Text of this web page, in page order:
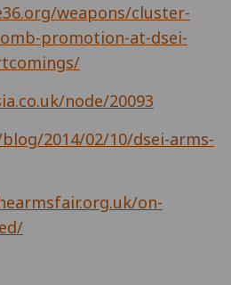
weapons/cluster-
promotion-at-dsei-
node/20093
2014/02/10/dsei-arms-
on-